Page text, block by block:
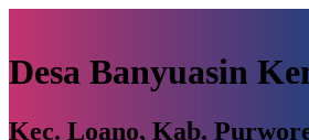
Desa Banyuasin
Kec. Loano, Kab.